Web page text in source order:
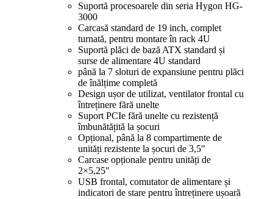
Suportă procesoarele din seria Hygon HG-
3000
Carcasă standard de 19 inch, complet
turnată, pentru montare în rack 4U
Suportă plăci de bază ATX standard și
surse de alimentare 4U standard
până la 7 sloturi de expansiune pentru plăci
de înălțime completă
Design ușor de utilizat, ventilator frontal cu
întreținere fără unelte
Suport PCIe fără unelte cu rezistență
îmbunătățită la șocuri
Opțional, până la 8 compartimente de
unități rezistente la șocuri de 3,5″
Carcase opționale pentru unități de
2×5,25″
USB frontal, comutator de alimentare și
indicatori de stare pentru întreținere ușoară